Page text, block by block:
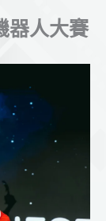
器人大賽